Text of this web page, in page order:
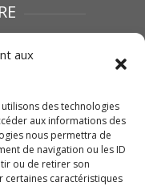
aux
des technologies
aux informations des
nous permettra de
de navigation ou les ID
ou de retirer son
certaines caractéristiques